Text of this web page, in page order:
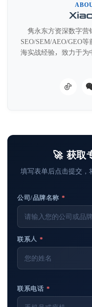
隽永东方资深数字营
SEO/SEM/AEO/GEO
海实战经验，致力于为
🚀 获取
填写表单后点击提交，
公司/品牌名称 *
联系人 *
联系电话 *